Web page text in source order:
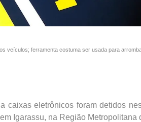
veículos; ferramenta costuma ser usada para
caixas eletrônicos foram detidos
Igarassu, na Região Metropolitana